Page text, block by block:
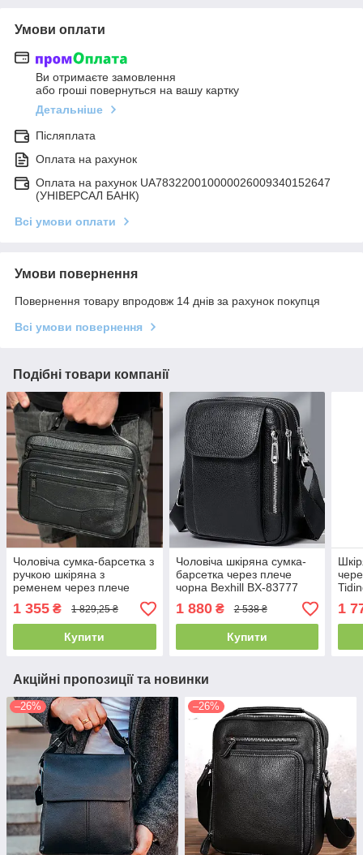
Умови оплати
Ви отримаєте замовлення
або гроші повернуться на вашу картку
Детальніше
Післяплата
Оплата на рахунок
Оплата на рахунок UA783220010000026009340152647
(УНІВЕРСАЛ БАНК)
Всі умови оплати
Умови повернення
Повернення товару впродовж 14 днів за рахунок покупця
Всі умови повернення
Подібні товари компанії
Чоловіча сумка-барсетка з
ручкою шкіряна з
ременем через плече
чорна BEXHILL BX-14440B
1 355 ₴ 1 829,25 ₴
Купити
Чоловіча шкіряна сумка-
барсетка через плече
чорна Bexhill BX-83777
1 880₴ 2 538 ₴
Купити
1
Акційні пропозиції та новинки
–26% –26%